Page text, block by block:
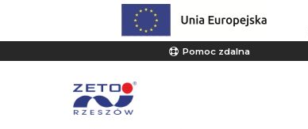
Pomoc zdalna